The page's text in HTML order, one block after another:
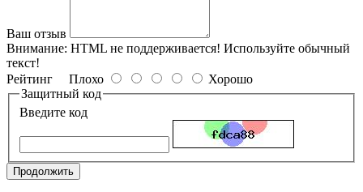
Ваш отзыв
Внимание: HTML не поддерживается! Используйте обычный
текст!
Рейтинг Плохо
Хорошо
Защитный код
Введите код
Продолжить